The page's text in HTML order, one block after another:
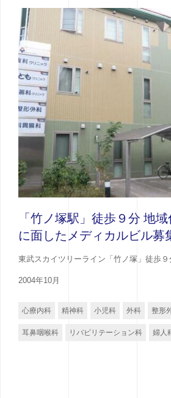
「竹ノ塚駅」徒歩９分 地
に面したメディカルビル募
東武スカイツリーライン「竹ノ塚」徒歩９
2004年10月
心療内科 精神科 小児科 外科 整形
耳鼻咽喉科 リバビリテーション科 婦人